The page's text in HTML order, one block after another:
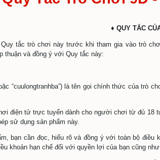
Quy Tắc
nội dung bản Quy tắc trò chơi này
hiểu là sự chấp thuận và đồng ý với